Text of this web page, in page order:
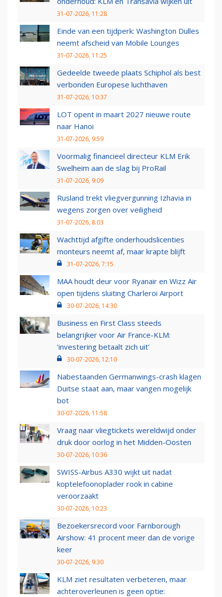
31-07-2026, 11:28
Einde van een tijdperk: Washington Dulles
neemt afscheid van Mobile Lounges
31-07-2026, 11:25
Gedeelde tweede plaats Schiphol als best
verbonden Europese luchthaven
31-07-2026, 10:37
LOT opent in maart 2027 nieuwe route
naar Hanoi
31-07-2026, 9:59
Voormalig financieel directeur KLM Erik
Swelheim aan de slag bij ProRail
31-07-2026, 9:09
Rusland trekt vliegvergunning Izhavia in
wegens zorgen over veiligheid
31-07-2026, 8:03
Wachttijd afgifte onderhoudslicenties
monteurs neemt af, maar krapte blijft
31-07-2026, 7:15
MAA houdt deur voor Ryanair en Wizz Air
open tijdens sluiting Charleroi Airport
30-07-2026, 14:30
Business en First Class steeds
belangrijker voor Air France-KLM:
‘investering betaalt zich uit’
30-07-2026, 12:10
Nabestaanden Germanwings-crash klagen
Duitse staat aan, maar vangen mogelijk
bot
30-07-2026, 11:58
Vraag naar vliegtickets wereldwijd onder
druk door oorlog in het Midden-Oosten
30-07-2026, 10:36
SWISS-Airbus A330 wijkt uit nadat
koptelefoonoplader rook in cabine
veroorzaakt
30-07-2026, 10:23
Bezoekersrecord voor Farnborough
Airshow: 41 procent meer dan de vorige
keer
30-07-2026, 9:30
KLM ziet resultaten verbeteren, maar
achteroverleunen is geen optie: